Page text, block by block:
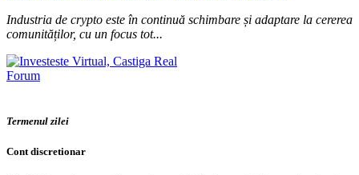
Industria de crypto este în continuă schimbare și adaptare la cererea
comunităților, cu un focus tot...
Forum
Termenul zilei
Cont discretionar